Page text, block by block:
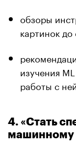
обзоры
картинок
изучения
работы с
4. «Стать
машинному